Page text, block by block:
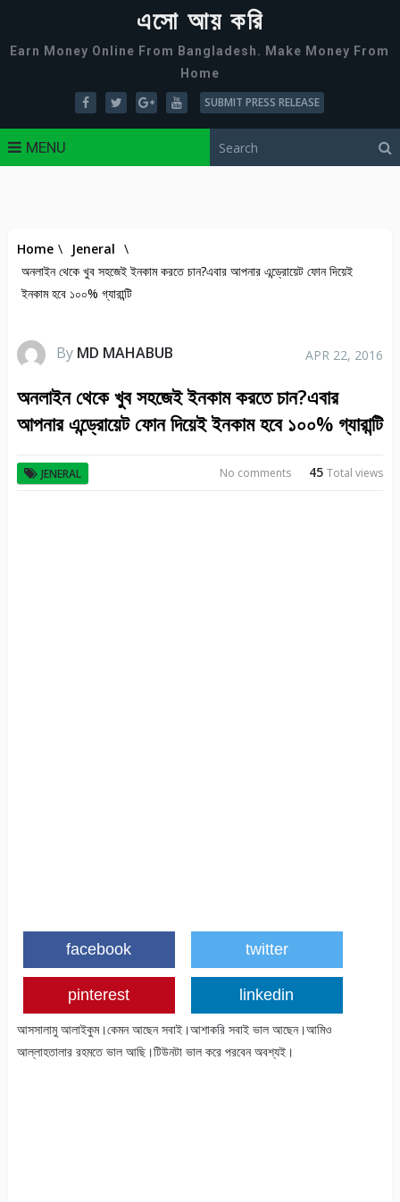
এসো আয় করি
Earn Money Online From Bangladesh. Make Money From
Home
SUBMIT PRESS RELEASE
MENU
Home \ Jeneral \
অনলাইন থেকে খুব সহজেই ইনকাম করতে চান?এবার আপনার এন্ড্রোয়েট ফোন দিয়েই
ইনকাম হবে ১০০% গ্যারান্টি
By MD MAHABUB APR 22, 2016
অনলাইন থেকে খুব সহজেই ইনকাম করতে চান?এবার
আপনার এন্ড্রোয়েট ফোন দিয়েই ইনকাম হবে ১০০% গ্যারান্টি
JENERAL 45Total views
No comments
facebook twitter
pinterest linkedin
আসসালামু আলাইকুম।কেমন আছেন সবাই।আশাকরি সবাই ভাল আছেন।আমিও
আল্লাহতালার রহমতে ভাল আছি।টিউনটা ভাল করে পরবেন অবশ্যই।